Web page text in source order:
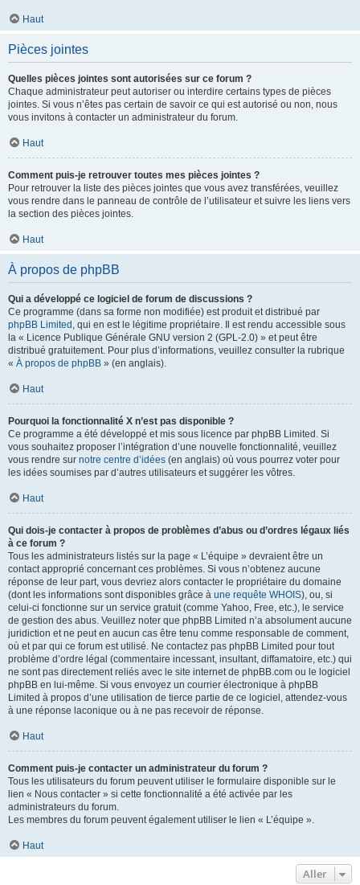
Haut
Pièces jointes
Quelles pièces jointes sont autorisées sur ce forum ?
Chaque administrateur peut autoriser ou interdire certains types de pièces
jointes. Si vous n’êtes pas certain de savoir ce qui est autorisé ou non, nous
vous invitons à contacter un administrateur du forum.
Haut
Comment puis-je retrouver toutes mes pièces jointes ?
Pour retrouver la liste des pièces jointes que vous avez transférées, veuillez
vous rendre dans le panneau de contrôle de l’utilisateur et suivre les liens vers
la section des pièces jointes.
Haut
À propos de phpBB
Qui a développé ce logiciel de forum de discussions ?
Ce programme (dans sa forme non modifiée) est produit et distribué par
phpBB Limited , qui en est le légitime propriétaire. Il est rendu accessible sous
la « Licence Publique Générale GNU version 2 (GPL-2.0) » et peut être
distribué gratuitement. Pour plus d’informations, veuillez consulter la rubrique
« À propos de phpBB » (en anglais).
Haut
Pourquoi la fonctionnalité X n’est pas disponible ?
Ce programme a été développé et mis sous licence par phpBB Limited. Si
vous souhaitez proposer l’intégration d’une nouvelle fonctionnalité, veuillez
vous rendre sur notre centre d’idées (en anglais) où vous pourrez voter pour
les idées soumises par d’autres utilisateurs et suggérer les vôtres.
Haut
Qui dois-je contacter à propos de problèmes d’abus ou d’ordres légaux liés
à ce forum ?
Tous les administrateurs listés sur la page « L’équipe » devraient être un
contact approprié concernant ces problèmes. Si vous n’obtenez aucune
réponse de leur part, vous devriez alors contacter le propriétaire du domaine
(dont les informations sont disponibles grâce à une requête WHOIS), ou, si
celui-ci fonctionne sur un service gratuit (comme Yahoo, Free, etc.), le service
de gestion des abus. Veuillez noter que phpBB Limited n’a absolument aucune
juridiction et ne peut en aucun cas être tenu comme responsable de comment,
où et par qui ce forum est utilisé. Ne contactez pas phpBB Limited pour tout
problème d’ordre légal (commentaire incessant, insultant, diffamatoire, etc.) qui
ne sont pas directement reliés avec le site internet de phpBB.com ou le logiciel
phpBB en lui-même. Si vous envoyez un courrier électronique à phpBB
Limited à propos d’une utilisation de tierce partie de ce logiciel, attendez-vous
à une réponse laconique ou à ne pas recevoir de réponse.
Haut
Comment puis-je contacter un administrateur du forum ?
Tous les utilisateurs du forum peuvent utiliser le formulaire disponible sur le
lien « Nous contacter » si cette fonctionnalité a été activée par les
administrateurs du forum.
Les membres du forum peuvent également utiliser le lien « L’équipe ».
Haut
Aller